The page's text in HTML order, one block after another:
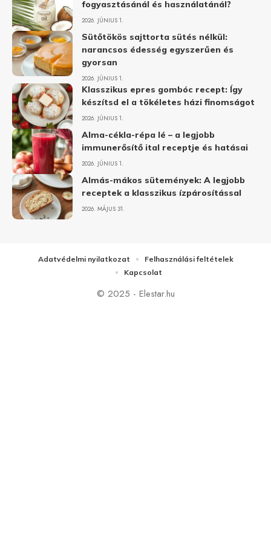
fogyasztásánál és használatánál?
2026. JÚNIUS 1.
Sütőtökös sajttorta sütés nélkül:
narancsos édesség egyszerűen és
gyorsan
2026. JÚNIUS 1.
Klasszikus epres gombóc recept: Így
készítsd el a tökéletes házi finomságot
2026. JÚNIUS 1.
Alma-cékla-répa lé – a legjobb
immunerősítő ital receptje és hatásai
2026. JÚNIUS 1.
Almás-mákos sütemények: A legjobb
receptek a klasszikus ízpárosítással
2026. MÁJUS 31.
© 2025 - Elestar.hu
Adatvédelmi nyilatkozat
Felhasználási feltételek
Kapcsolat